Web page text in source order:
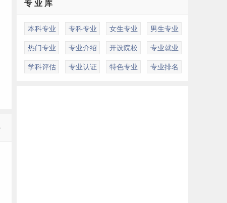
专 业 库
本科专业 专科专业 女生专业 男生专业
热门专业 专业介绍 开设院校 专业就业
学科评估 专业认证 特色专业 专业排名